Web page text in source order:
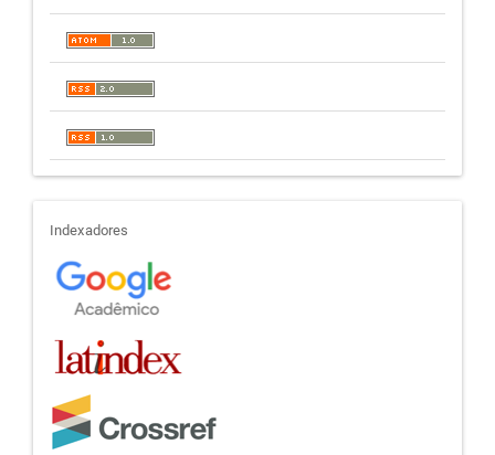
indexadores
Indexadores